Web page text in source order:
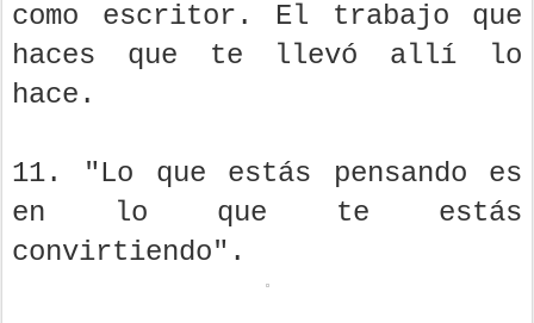
como escritor. El trabajo que
haces que te llevó allí lo
hace.
11. "Lo que estás pensando es
en lo que te estás
convirtiendo".